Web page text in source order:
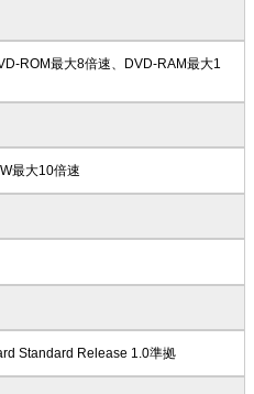
ROM最大8倍速、DVD-RAM最大1
最大10倍速
Standard Release 1.0準拠